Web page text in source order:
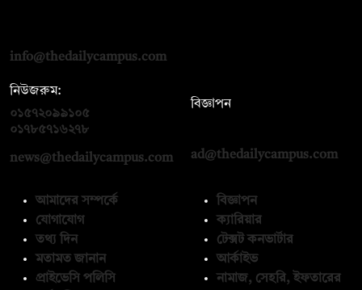
info@thedailycampus.com
নিউজরুম:
০১৫৭২০৯৯১০৫
০১৭৮৫৭১৬২৭৮
news@thedailycampus.com
বিজ্ঞাপন
ad@thedailycampus.com
আমাদের সম্পর্কে
যোগাযোগ
তথ্য দিন
মতামত জানান
প্রাইভেসি পলিসি
বিজ্ঞাপন
ক্যারিয়ার
টেক্সট কনভার্টার
আর্কাইভ
নামাজ, সেহরি, ইফতারের